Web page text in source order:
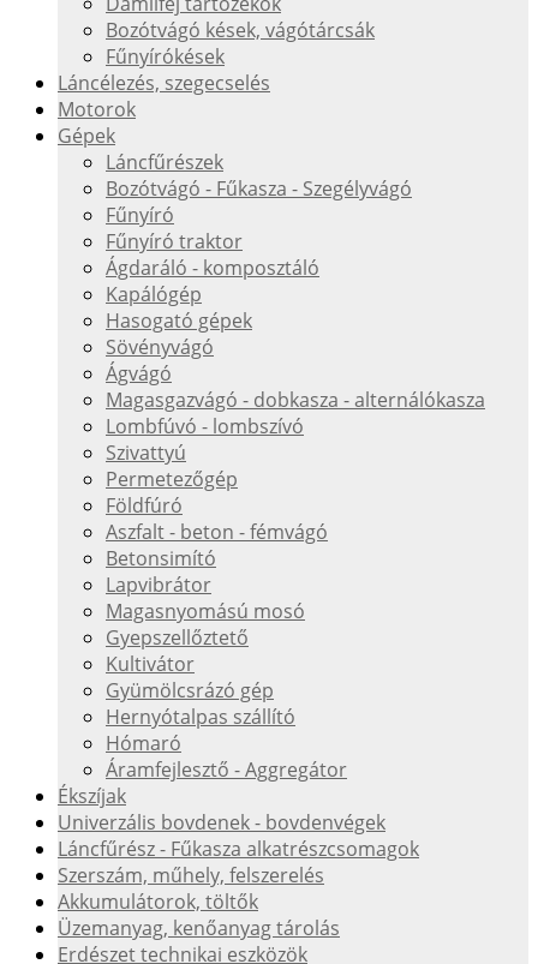
Bozótvágó kések, vágótárcsák
Fűnyírókések
Láncélezés, szegecselés
Motorok
Gépek
Láncfűrészek
Bozótvágó - Fűkasza - Szegélyvágó
Fűnyíró
Fűnyíró traktor
Ágdaráló - komposztáló
Kapálógép
Hasogató gépek
Sövényvágó
Ágvágó
Magasgazvágó - dobkasza - alternálókasza
Lombfúvó - lombszívó
Szivattyú
Permetezőgép
Földfúró
Aszfalt - beton - fémvágó
Betonsimító
Lapvibrátor
Magasnyomású mosó
Gyepszellőztető
Kultivátor
Gyümölcsrázó gép
Hernyótalpas szállító
Hómaró
Áramfejlesztő - Aggregátor
Ékszíjak
Univerzális bovdenek - bovdenvégek
Láncfűrész - Fűkasza alkatrészcsomagok
Szerszám, műhely, felszerelés
Akkumulátorok, töltők
Üzemanyag, kenőanyag tárolás
Erdészet technikai eszközök